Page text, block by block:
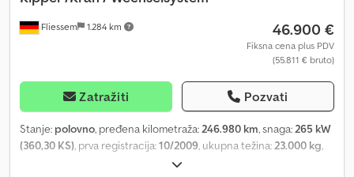
Fliessem 1.284 km 46.900 €
Fiksna cena plus PDV
(55.811 € bruto)
Zatražiti Pozvati
Stanje: polovno, pređena kilometraža:246.980 km, snaga:265 kW
(360,30 KS), prva registracija:10/2009, ukupna težina:23.000 kg,
narandžasta